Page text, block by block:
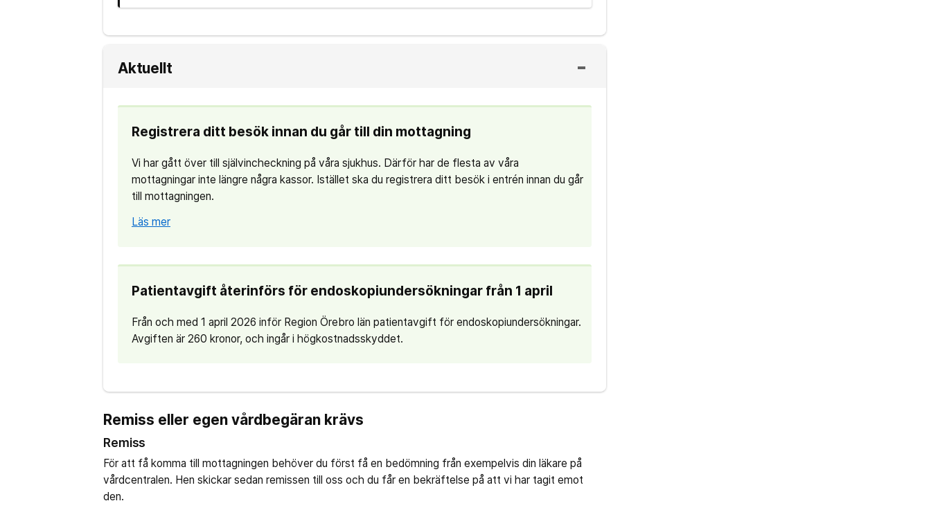
Aktuellt
Registrera ditt besök innan du går till din mottagning
Vi har gått över till självincheckning på våra sjukhus. Därför har de flesta av våra
mottagningar inte längre några kassor. Istället ska du registrera ditt besök i entrén innan du går
till mottagningen.
Läs mer
Patientavgift återinförs för endoskopiundersökningar från 1 april
Från och med 1 april 2026 inför Region Örebro län patientavgift för endoskopiundersökningar.
Avgiften är 260 kronor, och ingår i högkostnadsskyddet.
Remiss eller egen vårdbegäran krävs
Remiss
För att få komma till mottagningen behöver du först få en bedömning från exempelvis din läkare på
vårdcentralen. Hen skickar sedan remissen till oss och du får en bekräftelse på att vi har tagit emot
den.